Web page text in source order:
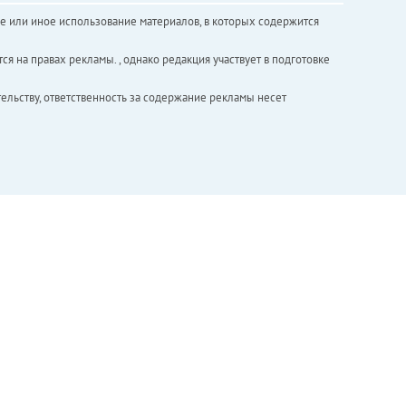
иное использование материалов, в которых содержится
правах рекламы. , однако редакция участвует в подготовке
ответственность за содержание рекламы несет